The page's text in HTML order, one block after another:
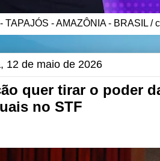
TAPAJÓS - AMAZÔNIA - BRASIL /
12 de maio de 2026
quer tirar o poder
no STF